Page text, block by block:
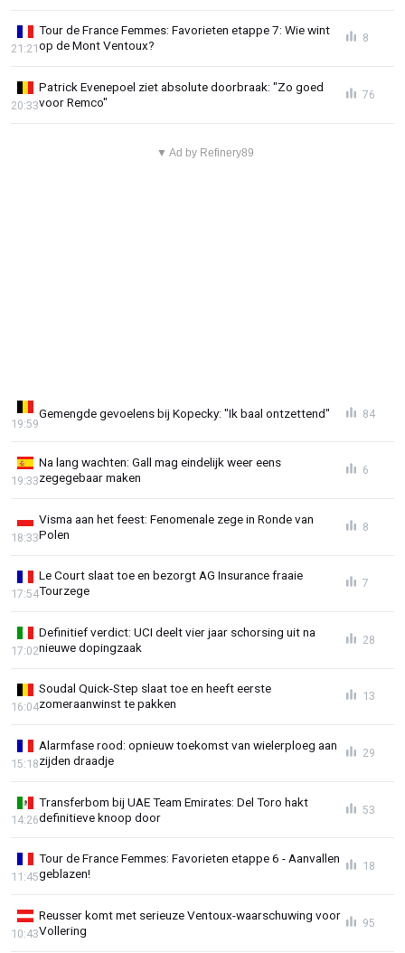
Tour de France Femmes: Favorieten etappe 7: Wie wint
op de Mont Ventoux?
21:21
8
Patrick Evenepoel ziet absolute doorbraak: "Zo goed
voor Remco"
20:33
76
▼ Ad by Refinery89
Gemengde gevoelens bij Kopecky: "Ik baal ontzettend"
19:59
84
Na lang wachten: Gall mag eindelijk weer eens
zegegebaar maken
19:33
6
Visma aan het feest: Fenomenale zege in Ronde van
Polen
18:33
8
Le Court slaat toe en bezorgt AG Insurance fraaie
Tourzege
17:54
7
Definitief verdict: UCI deelt vier jaar schorsing uit na
nieuwe dopingzaak
17:02
28
Soudal Quick-Step slaat toe en heeft eerste
zomeraanwinst te pakken
16:04
13
Alarmfase rood: opnieuw toekomst van wielerploeg aan
zijden draadje
15:18
29
Transferbom bij UAE Team Emirates: Del Toro hakt
definitieve knoop door
14:26
53
Tour de France Femmes: Favorieten etappe 6 - Aanvallen
geblazen!
11:45
18
Reusser komt met serieuze Ventoux-waarschuwing voor
Vollering
10:43
95